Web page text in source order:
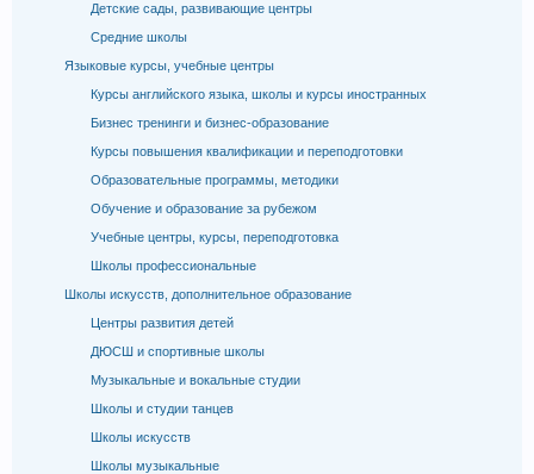
Детские сады, развивающие центры
Средние школы
Языковые курсы, учебные центры
Курсы английского языка, школы и курсы иностранных
Бизнес тренинги и бизнес-образование
Курсы повышения квалификации и переподготовки
Образовательные программы, методики
Обучение и образование за рубежом
Учебные центры, курсы, переподготовка
Школы профессиональные
Школы искусств, дополнительное образование
Центры развития детей
ДЮСШ и спортивные школы
Музыкальные и вокальные студии
Школы и студии танцев
Школы искусств
Школы музыкальные